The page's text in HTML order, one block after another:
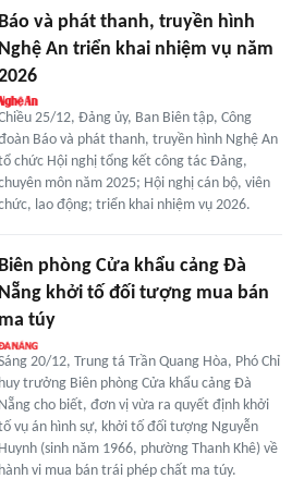
Báo và phát thanh, truyền hình
Nghệ An triển khai nhiệm vụ năm
25/12, Đảng ủy, Ban Biên tập, Công
Báo và phát thanh, truyền hình Nghệ An
chức Hội nghị tổng kết công tác Đảng,
môn năm 2025; Hội nghị cán bộ, viên
lao động; triển khai nhiệm vụ 2026.
Biên phòng Cửa khẩu cảng Đà
Nẵng khởi tố đối tượng mua bán
ma túy
20/12, Trung tá Trần Quang Hòa, Phó Chỉ
huy trưởng Biên phòng Cửa khẩu cảng Đà
Nẵng cho biết, đơn vị vừa ra quyết định khởi
vụ án hình sự, khởi tố đối tượng Nguyễn
Huynh (sinh năm 1966, phường Thanh Khê) về
hành vi mua bán trái phép chất ma túy.